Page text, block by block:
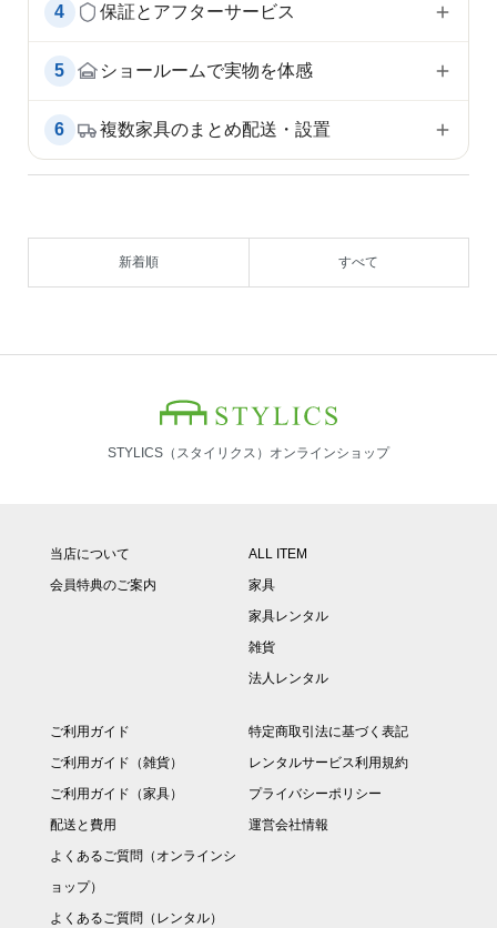
4 保証とアフターサービス
5 ショールームで実物を体感
6 複数家具のまとめ配送・設置
新着順 すべて
STYLICS（スタイリクス）オンラインショップ
当店について
会員特典のご案内
ALL ITEM
家具
家具レンタル
雑貨
法人レンタル
ご利用ガイド
ご利用ガイド（雑貨）
ご利用ガイド（家具）
配送と費用
よくあるご質問（オンラインシ
ョップ）
よくあるご質問（レンタル）
特定商取引法に基づく表記
レンタルサービス利用規約
プライバシーポリシー
運営会社情報